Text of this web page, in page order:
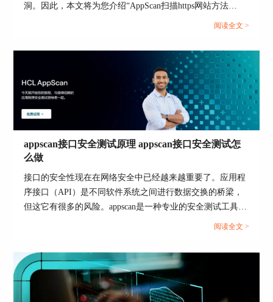
4.测试优化
测试优化是对测试进程快慢的设置，通过滑动按钮
选择即可。
上面我们介绍了如何使用AppScan对网站进行测试
的基本步骤，下面我们来看如何使用AppScan进行
基本的安全测试吧！
洞。因此，本文将为您介绍“AppScan扫描https网站方法
AppScan扫描完只显示一个页面”的相关话题，为您提供详细
阅读全文 >
appscan接口安全测试原理 appscan接口安全测试怎
么做
接口的安全性现在在网络安全中已经越来越重要了。应用程
序接口（API）是不同软件系统之间进行数据交换的桥梁，
但这它有很多的风险。appscan是一种专业的安全测试工具。
接下来将为您介绍appscan接口安全测试原理 appscan接口安
阅读全文 >